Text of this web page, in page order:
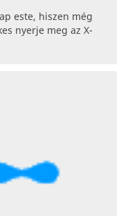
este, hiszen még
nyerje meg az X-